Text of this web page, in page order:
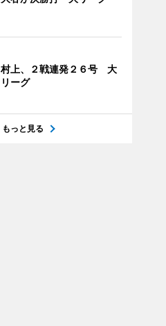
村上、２戦連発２６号 大
リーグ
もっと見る